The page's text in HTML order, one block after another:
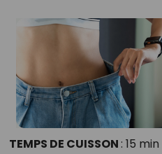
TEMPS DE CUISSON : 15 min